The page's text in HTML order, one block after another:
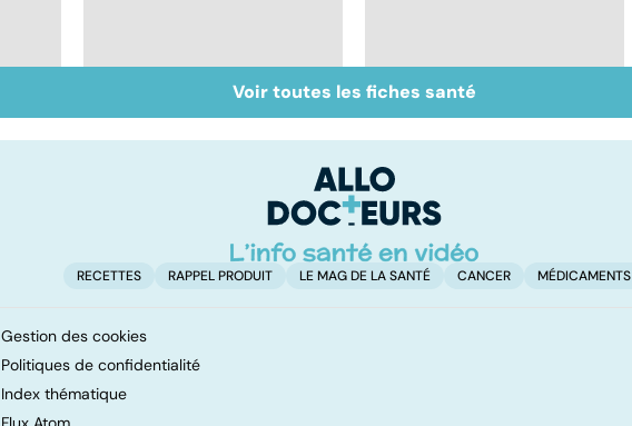
Tout savoir sur les
infections
Inflammation des
amygdales : que faire
Voir toutes les fiches santé
RECETTES RAPPEL PRODUIT LE MAG DE LA SANTÉ CANCER MÉDICAMENTS
Gestion des cookies
Politiques de confidentialité
Index thématique